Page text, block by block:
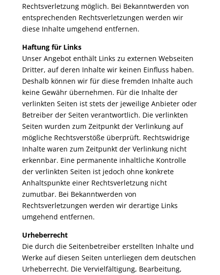
Rechtsverletzung möglich. Bei Bekanntwerden von
entsprechenden Rechtsverletzungen werden wir
diese Inhalte umgehend entfernen.
Haftung für Links
Unser Angebot enthält Links zu externen Webseiten
Dritter, auf deren Inhalte wir keinen Einfluss haben.
Deshalb können wir für diese fremden Inhalte auch
keine Gewähr übernehmen. Für die Inhalte der
verlinkten Seiten ist stets der jeweilige Anbieter oder
Betreiber der Seiten verantwortlich. Die verlinkten
Seiten wurden zum Zeitpunkt der Verlinkung auf
mögliche Rechtsverstöße überprüft. Rechtswidrige
Inhalte waren zum Zeitpunkt der Verlinkung nicht
erkennbar. Eine permanente inhaltliche Kontrolle
der verlinkten Seiten ist jedoch ohne konkrete
Anhaltspunkte einer Rechtsverletzung nicht
zumutbar. Bei Bekanntwerden von
Rechtsverletzungen werden wir derartige Links
umgehend entfernen.
Urheberrecht
Die durch die Seitenbetreiber erstellten Inhalte und
Werke auf diesen Seiten unterliegen dem deutschen
Urheberrecht. Die Vervielfältigung, Bearbeitung,